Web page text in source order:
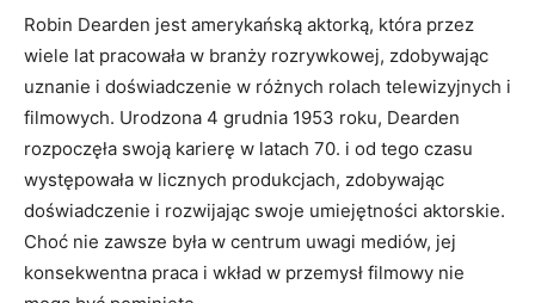
Robin Dearden jest amerykańską aktorką, która przez
wiele lat pracowała w branży rozrywkowej, zdobywając
uznanie i doświadczenie w różnych rolach telewizyjnych i
filmowych. Urodzona 4 grudnia 1953 roku, Dearden
rozpoczęła swoją karierę w latach 70. i od tego czasu
występowała w licznych produkcjach, zdobywając
doświadczenie i rozwijając swoje umiejętności aktorskie.
Choć nie zawsze była w centrum uwagi mediów, jej
konsekwentna praca i wkład w przemysł filmowy nie